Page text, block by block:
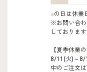
■の日は休業
※お問い合わ
しております
【夏季休業
8/11(火)～8/
中のご注文